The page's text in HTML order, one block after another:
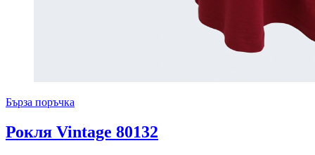
Бърза поръчка
Рокля Vintage 80132